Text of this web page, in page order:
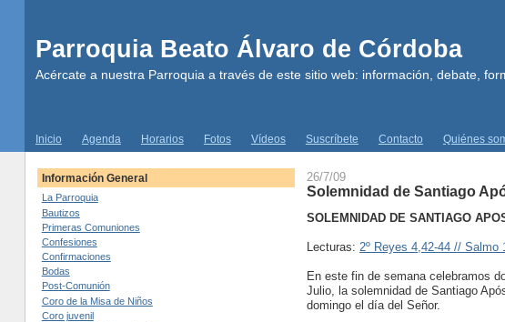
Parroquia Beato Álvaro de Córdoba
Acércate a nuestra Parroquia a través de este sitio web: información, debate,
Inicio Agenda Horarios Fotos Vídeos Suscríbete Contacto Quiénes
Información General
La Parroquia
Bautizos
Primeras Comuniones
Confesiones
Confirmaciones
Bodas
Post-Comunión
Coro de la Misa de Niños
Coro juvenil
26/7/09
Solemnidad de Santiago
SOLEMNIDAD DE SANTIAGO
Lecturas: 2º Reyes 4,42-44 //
En este fin de semana celebramos
Julio, la solemnidad de Santiago
domingo el día del Señor.